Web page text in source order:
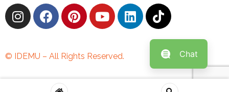
© IDEMU – All Rights Reserved. Chat